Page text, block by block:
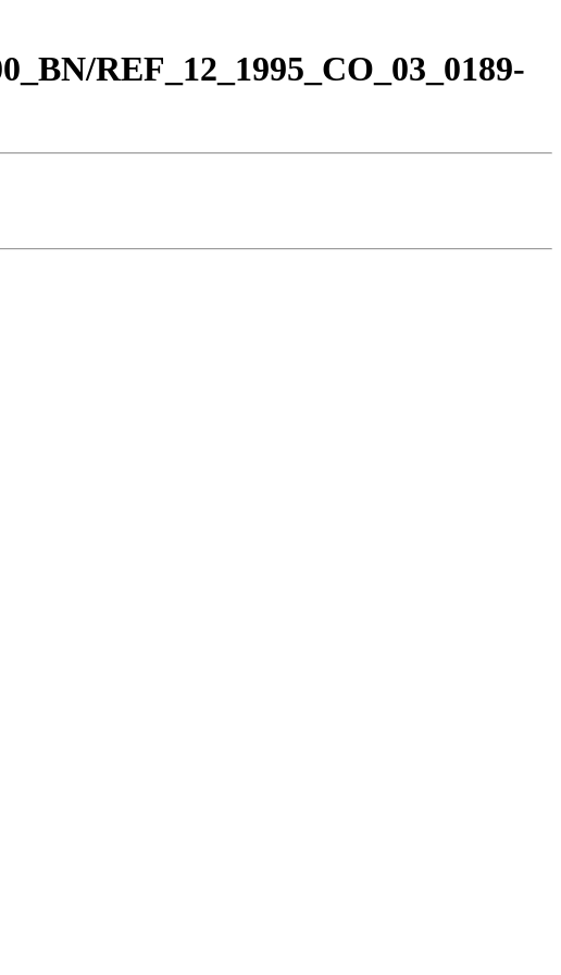
REF_12_1995_CO_03_0189-